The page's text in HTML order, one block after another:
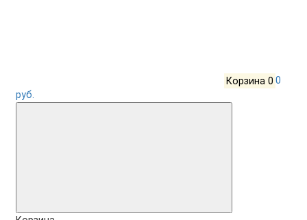
Корзина 0 0
руб.